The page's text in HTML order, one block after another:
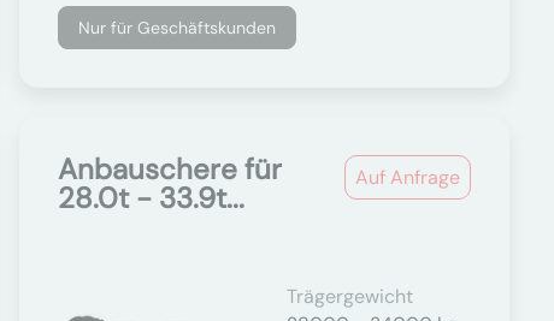
Nur für Geschäftskunden
Auf Anfrage
Anbauschere für
28.0t - 33.9t...
Trägergewicht